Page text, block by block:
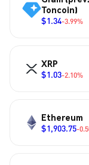
Toncoin)
$1.34-3.99%
XRP
$1.03-2.10%
Ethereum
$1,903.75-